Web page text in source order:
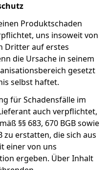
Produktschaden
uns insoweit von
Dritter auf erstes
die Ursache in seinem
gesetzt
selbst haftet.
für Schadensfälle im
auch verpflichtet,
§§ 683, 670 BGB sowie
zu erstatten, die sich aus
einer von uns
ergeben. Über Inhalt